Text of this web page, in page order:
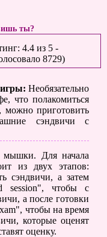
ты?
4.4из 5-
8729)
Необязательно
что полакомиться
можно приготовить
сэндвичи с
Для начала
из двух этапов:
сэндвичи, а затем
session", чтобы с
а после готовки
чтобы на время
которые оценят
оценку.